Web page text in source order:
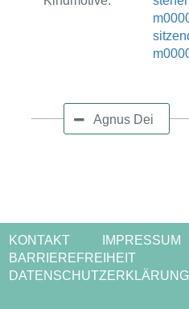
Agnus Dei
KONTAKT
IMPRESSUM
BARRIEREFREIHEIT
DATENSCHUTZERKLÄRUNG